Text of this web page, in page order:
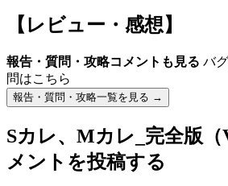
【レビュー・感想】
報告・質問・攻略コメントも見る バ
問はこちら
報告・質問・攻略一覧を見る →
Sカレ、Mカレ_完全版（
メントを投稿する